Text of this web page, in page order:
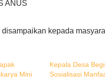
ANUS
kepada
Mini
Kepala Desa
Sosialisasi